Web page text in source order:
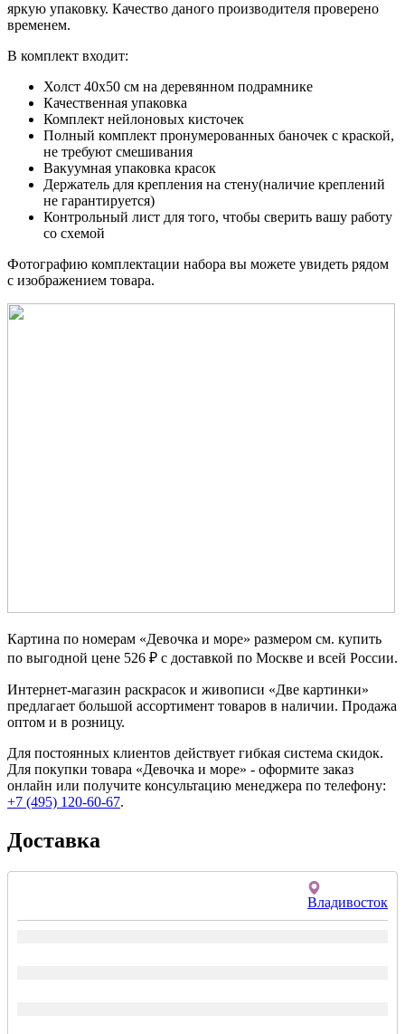
яркую упаковку. Качество даного производителя проверено
временем.
В комплект входит:
Холст 40x50 см на деревянном подрамнике
Качественная упаковка
Комплект нейлоновых кисточек
Полный комплект пронумерованных баночек с краской,
не требуют смешивания
Вакуумная упаковка красок
Держатель для крепления на стену(наличие креплений
не гарантируется)
Контрольный лист для того, чтобы сверить вашу работу
со схемой
Фотографию комплектации набора вы можете увидеть рядом
с изображением товара.
Картина по номерам «Девочка и море» размером см. купить
по выгодной цене 526 ₽ с доставкой по Москве и всей России.
Интернет-магазин раскрасок и живописи «Две картинки»
предлагает большой ассортимент товаров в наличии. Продажа
оптом и в розницу.
Для постоянных клиентов действует гибкая система скидок.
Для покупки товара «Девочка и море» - оформите заказ
онлайн или получите консультацию менеджера по телефону:
+7 (495) 120-60-67.
Доставка
Владивосток